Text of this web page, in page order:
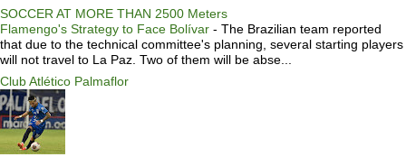
SOCCER AT MORE THAN 2500 Meters
Flamengo's Strategy to Face Bolívar - The Brazilian team reported
that due to the technical committee's planning, several starting players
will not travel to La Paz. Two of them will be abse...
Club Atlético Palmaflor